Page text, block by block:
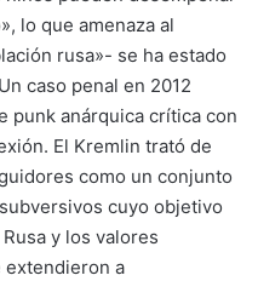
lo que amenaza al
rusa»- se ha estado
caso penal en 2012
punk anárquica crítica con
El Kremlin trató de
como un conjunto
cuyo objetivo
y los valores
extendieron a